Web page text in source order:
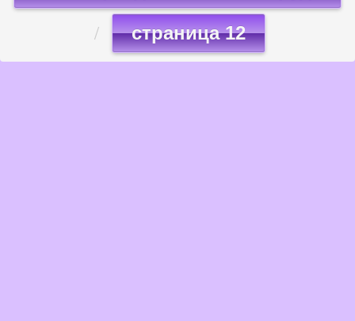
страница 12